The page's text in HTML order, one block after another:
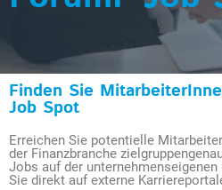
Finden Sie
Job Spot
Erreichen Sie potentielle
der Finanzbranche
Jobs auf der
Sie direkt auf externe